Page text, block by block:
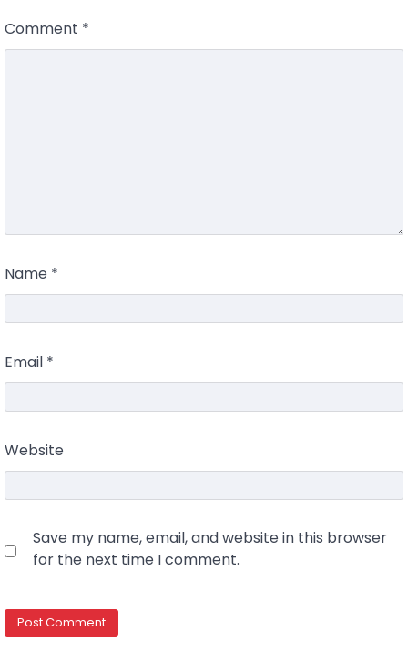
Comment *
Name *
Email *
Website
Save my name, email, and website in this browser
for the next time I comment.